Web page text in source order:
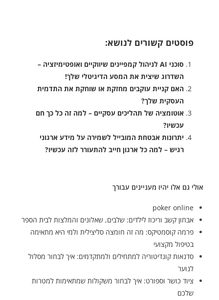
פוסטים קשורים לנושא:
סוכני AI לניהול קמפיינים שיווקיים ואופטימיזציה –
השדרוג שיצית את המסע הדיגיטלי שלך!
האם קניית עוקבים מחזקת או שוחקת את התדמית
העסקית שלך?
אוטומציה של תהליכים עסקיים – למה זה כל כך חם
עכשיו?
יתרונות אבטחת המובייל לשמירה על מידע ארגוני
רגיש – למה כל ארגון חייב להתעורר לזה עכשיו?
אולי גם אלו יהיו מעניינים עבורך
poker online
אבחון קשב וריכוז לילדים: שלבים, שאלונים והמלצות לבית הספר
פרמה קוסמטיקס: מה זה חומצה סליצילית ולמי היא מתאימה
בטיפול מקצועי
סדנאות קונדיטוריה למתחילים ולמתקדמים: איך לבחור מסלול
לנוער
ציוד כושר וספורט: איך לבחור משקולות שמתאימות למטרות
שלכם